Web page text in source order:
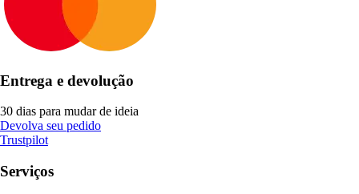
Entrega e devolução
30 dias para mudar de ideia
Devolva seu pedido
Trustpilot
Serviços